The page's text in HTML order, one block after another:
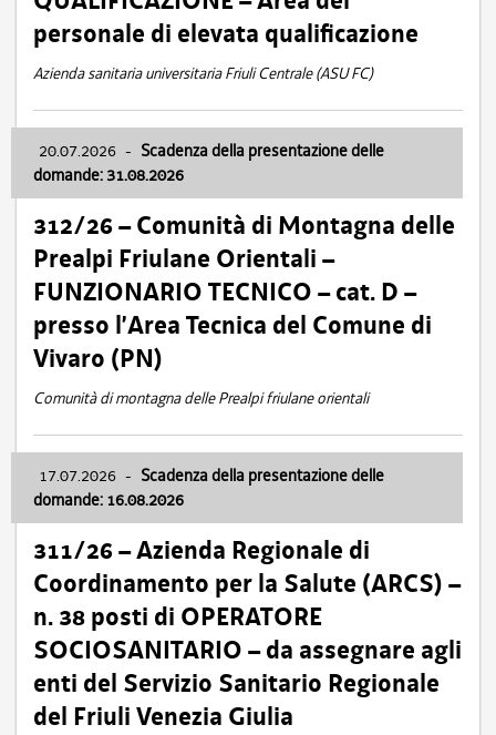
personale di elevata qualificazione
Azienda sanitaria universitaria Friuli Centrale (ASU FC)
20.07.2026 - Scadenza della presentazione delle
domande: 31.08.2026
312/26 – Comunità di Montagna delle
Prealpi Friulane Orientali –
FUNZIONARIO TECNICO – cat. D –
presso l’Area Tecnica del Comune di
Vivaro (PN)
Comunità di montagna delle Prealpi friulane orientali
17.07.2026 - Scadenza della presentazione delle
domande: 16.08.2026
311/26 – Azienda Regionale di
Coordinamento per la Salute (ARCS) –
n. 38 posti di OPERATORE
SOCIOSANITARIO – da assegnare agli
enti del Servizio Sanitario Regionale
del Friuli Venezia Giulia